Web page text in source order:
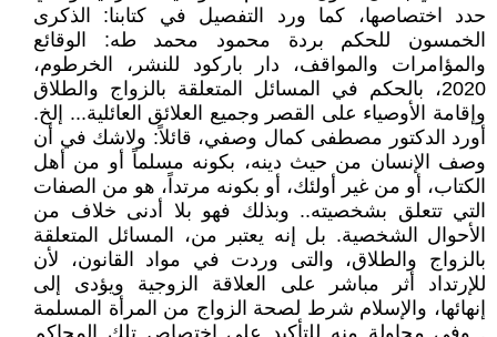
حدد اختصاصها، كما ورد التفصيل في كتابنا: الذكرى
الخمسون للحكم بردة محمود محمد طه: الوقائع
والمؤامرات والمواقف، دار باركود للنشر، الخرطوم،
2020، بالحكم في المسائل المتعلقة بالزواج والطلاق
وإقامة الأوصياء على القصر وجميع العلائق العائلية... إلخ.
أورد الدكتور مصطفى كمال وصفي، قائلاً: ولاشك في أن
وصف الإنسان من حيث دينه، بكونه مسلماً أو من أهل
الكتاب، أو من غير أولئك، أو بكونه مرتداً، هو من الصفات
التي تتعلق بشخصيته.. وبذلك فهو بلا أدنى خلاف من
الأحوال الشخصية. بل إنه يعتبر من، المسائل المتعلقة
بالزواج والطلاق، والتى وردت في مواد القانون، لأن
للإرتداد أثر مباشر على العلاقة الزوجية ويؤدى إلى
إنهائها، والإسلام شرط لصحة الزواج من المرأة المسلمة